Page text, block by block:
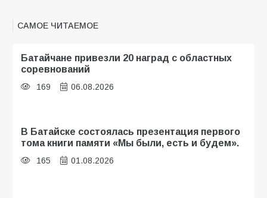
САМОЕ ЧИТАЕМОЕ
Батайчане привезли 20 наград с областных
соревнований
169 06.08.2026
В Батайске состоялась презентация первого
тома книги памяти «Мы были, есть и будем».
165 01.08.2026